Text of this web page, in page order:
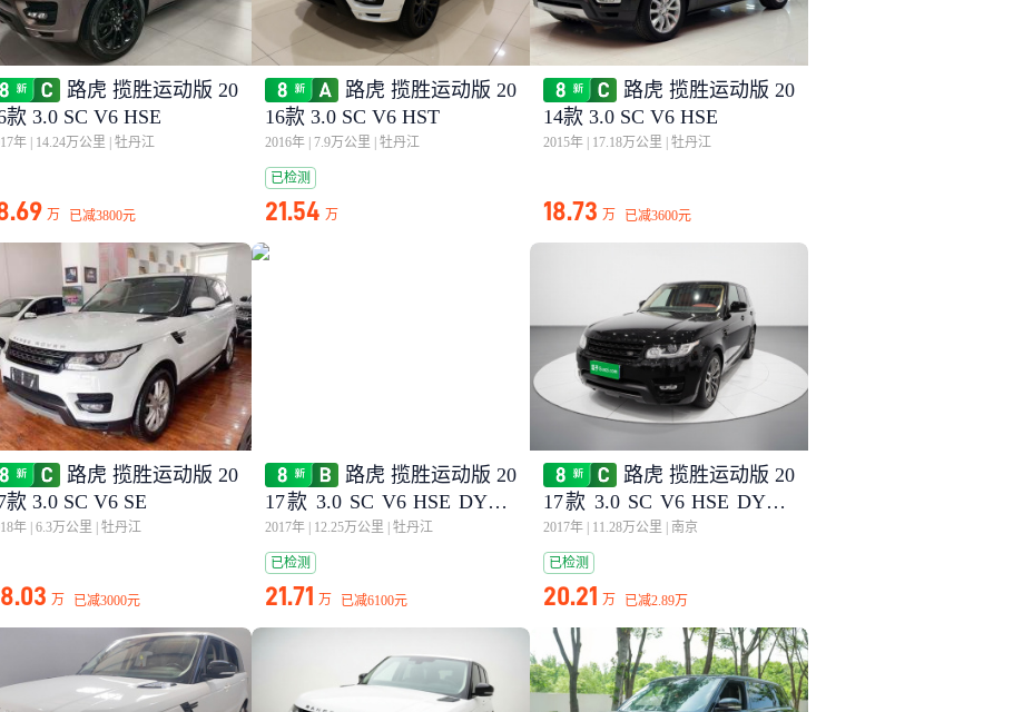
路虎 揽胜运动版 20
款 3.0 SC V6 HSE
年 14.24万公里 牡丹江
万 已减3800元
路虎 揽胜运动版 20
16款 3.0 SC V6 HST
2016年 7.9万公里 牡丹江
已检测
21.54 万
路虎 揽胜运动版 20
14款 3.0 SC V6 HSE
2015年 17.18万公里 牡丹江
18.73 万 已减3600元
路虎 揽胜运动版 20
款 3.0 SC V6 SE
年 6.3万公里 牡丹江
万 已减3000元
路虎 揽胜运动版 20
17款 3.0 SC V6 HSE DYNA
MIC
2017年 12.25万公里 牡丹江
已检测
21.71 万 已减6100元
路虎 揽胜运动版 20
17款 3.0 SC V6 HSE DYNA
MIC
2017年 11.28万公里 南京
已检测
20.21 万 已减2.89万